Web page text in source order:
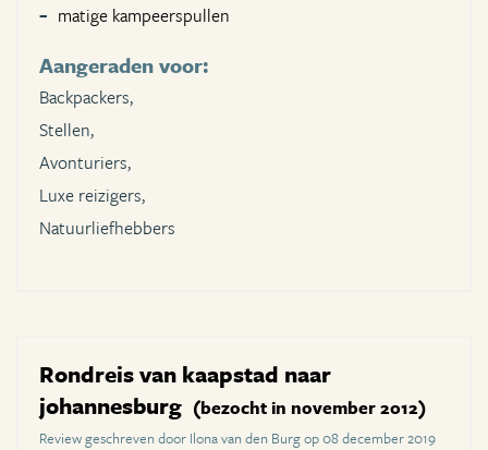
matige kampeerspullen
Aangeraden voor:
Backpackers,
Stellen,
Avonturiers,
Luxe reizigers,
Natuurliefhebbers
Rondreis van kaapstad naar
johannesburg (bezocht in november 2012)
Review geschreven door Ilona van den Burg op 08 december 2019